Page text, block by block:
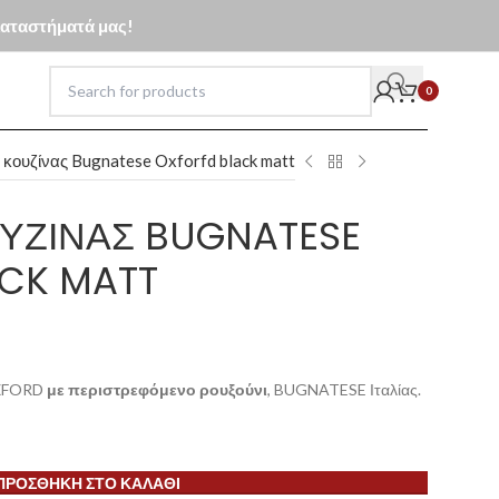
μας!
0
Bugnatese Oxforfd black matt
BUGNATESE
MATT
με περιστρεφόμενο ρουξούνι, BUGNATESE Ιταλίας.
ΣΤΟ ΚΑΛΆΘΙ